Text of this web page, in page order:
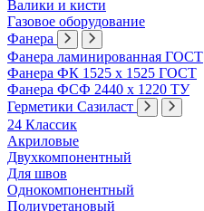
Валики и кисти
Газовое оборудование
Фанера
Фанера ламинированная ГОСТ
Фанера ФК 1525 х 1525 ГОСТ
Фанера ФСФ 2440 х 1220 ТУ
Герметики Сазиласт
24 Классик
Акриловые
Двухкомпонентный
Для швов
Однокомпонентный
Полиуретановый